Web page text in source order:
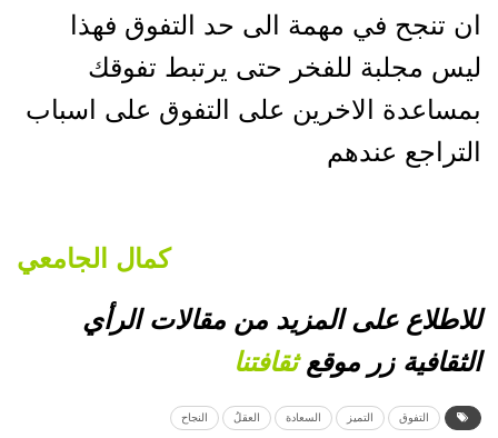
ان تنجح في مهمة الى حد التفوق فهذا
ليس مجلبة للفخر حتى يرتبط تفوقك
بمساعدة الاخرين على التفوق على اسباب
التراجع عندهم
كمال الجامعي
للاطلاع على المزيد من مقالات الرأي
الثقافية زر موقعثقافتنا
التفوق التميز السعادة العقلُ النجاح